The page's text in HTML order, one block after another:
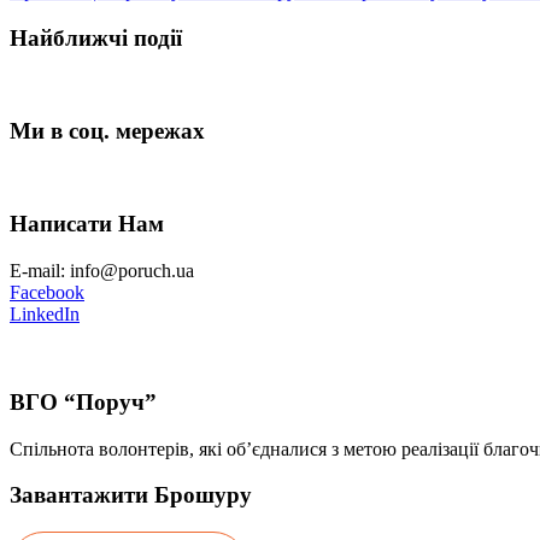
Найближчі події
Ми в соц. мережах
Написати Нам
E-mail: info@poruch.ua
Facebook
LinkedIn
ВГО “Поруч”
Спільнота волонтерів, які об’єдналися з метою реалізації
Завантажити Брошуру